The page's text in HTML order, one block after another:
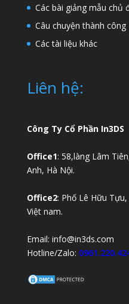
Các bài giảng mẫu chủ
Câu chuyện thành công
Các tài liệu khác
Liên hệ:
Công Ty Cổ Phần In3DS
Office1: 58,làng Lâm
Anh, Hà Nội.
Office2: Phố Lê Hữu
Việt nam.
Email: info@in3ds.com
Hotline/Zalo: